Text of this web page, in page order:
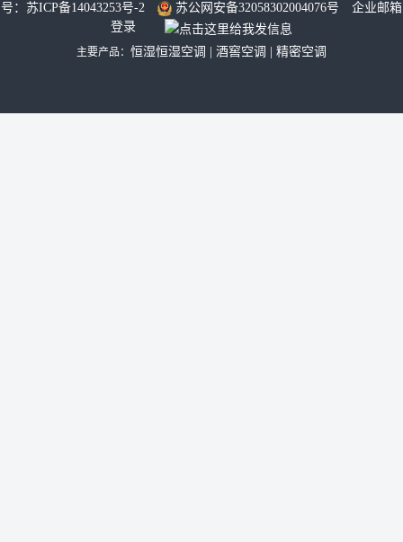
号： 苏ICP备14043253号-2 苏公网安备32058302004076号
企业邮箱
登录
主要产品： 恒湿恒湿空调 酒窖空调 精密空调